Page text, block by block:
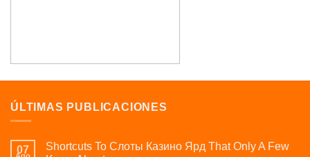
ÚLTIMAS PUBLICACIONES
07
Shortcuts To Слоты Казино Ярд That Only A Few